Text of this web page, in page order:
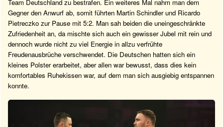
Team Deutschland zu bestrafen. Ein weiteres Mal nahm man dem
Gegner den Anwurf ab, somit führten Martin Schindler und Ricardo
Pietreczko zur Pause mit 5:2. Man sah beiden die uneingeschränkte
Zufriedenheit an, da mischte sich auch ein gewisser Jubel mit rein und
dennoch wurde nicht zu viel Energie in allzu verfrühte
Freudenausbrüche verschwendet. Die Deutschen hatten sich ein
kleines Polster erarbeitet, aber allen war bewusst, dass dies kein
komfortables Ruhekissen war, auf dem man sich ausgiebig entspannen
konnte.